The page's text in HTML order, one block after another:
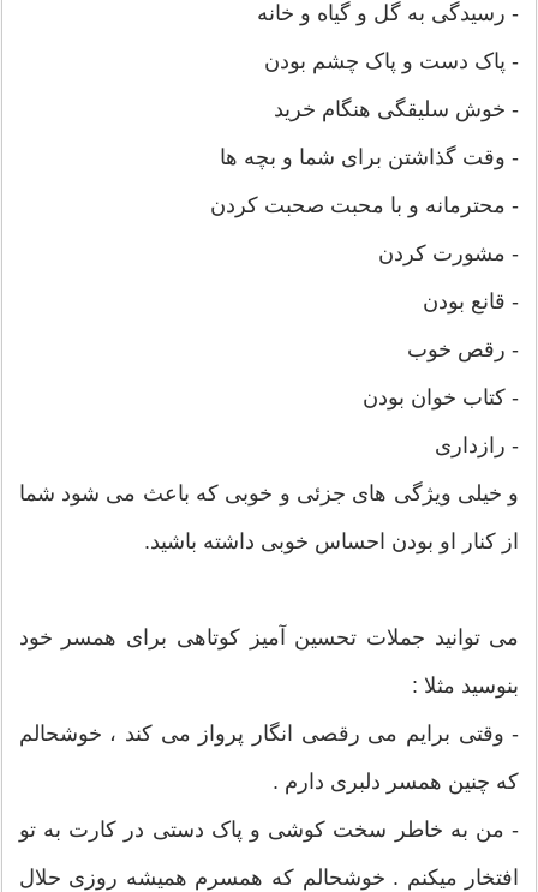
- رسیدگی به گل و گیاه و خانه
- پاک دست و پاک چشم بودن
- خوش سلیقگی هنگام خرید
- وقت گذاشتن برای شما و بچه ها
- محترمانه و با محبت صحبت کردن
- مشورت کردن
- قانع بودن
- رقص خوب
- کتاب خوان بودن
- رازداری
و خیلی ویژگی های جزئی و خوبی که باعث می شود شما
از کنار او بودن احساس خوبی داشته باشید.
می توانید جملات تحسین آمیز کوتاهی برای همسر خود
بنوسید مثلا :
- وقتی برایم می رقصی انگار پرواز می کند ، خوشحالم
که چنین همسر دلبری دارم .
- من به خاطر سخت کوشی و پاک دستی در کارت به تو
افتخار میکنم . خوشحالم که همسرم همیشه روزی حلال